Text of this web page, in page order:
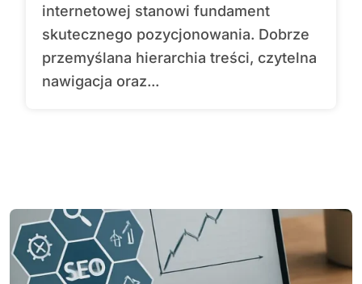
internetowej stanowi fundament
skutecznego pozycjonowania. Dobrze
przemyślana hierarchia treści, czytelna
nawigacja oraz...